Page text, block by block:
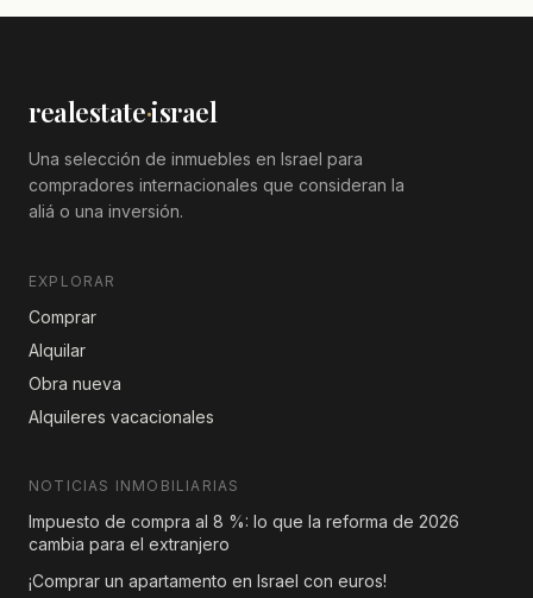
realestate·israel
Una selección de inmuebles en Israel para
compradores internacionales que consideran la
aliá o una inversión.
EXPLORAR
Comprar
Alquilar
Obra nueva
Alquileres vacacionales
NOTICIAS INMOBILIARIAS
Impuesto de compra al 8 %: lo que la reforma de 2026
cambia para el extranjero
¡Comprar un apartamento en Israel con euros!